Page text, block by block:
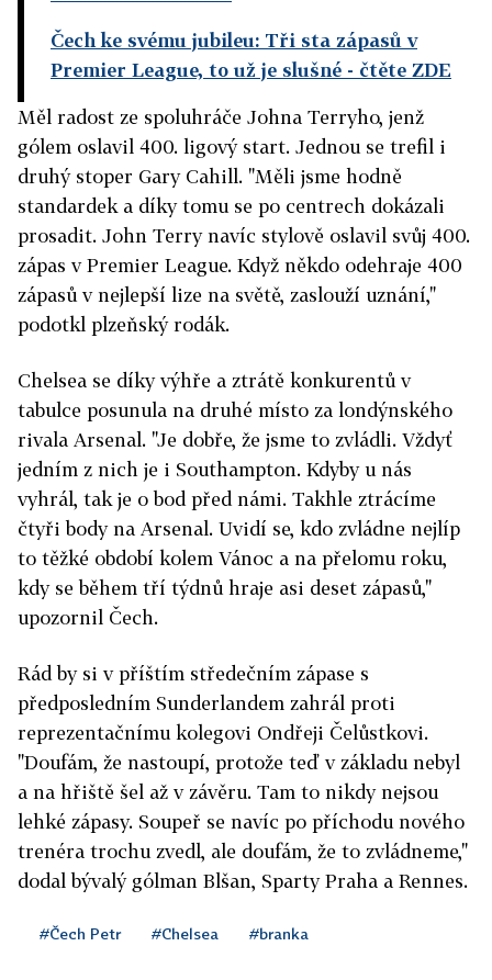
Čech ke svému jubileu: Tři sta zápasů v
Premier League, to už je slušné - čtěte ZDE
Měl radost ze spoluhráče Johna Terryho, jenž
gólem oslavil 400. ligový start. Jednou se trefil i
druhý stoper Gary Cahill. "Měli jsme hodně
standardek a díky tomu se po centrech dokázali
prosadit. John Terry navíc stylově oslavil svůj 400.
zápas v Premier League. Když někdo odehraje 400
zápasů v nejlepší lize na světě, zaslouží uznání,"
podotkl plzeňský rodák.
Chelsea se díky výhře a ztrátě konkurentů v
tabulce posunula na druhé místo za londýnského
rivala Arsenal. "Je dobře, že jsme to zvládli. Vždyť
jedním z nich je i Southampton. Kdyby u nás
vyhrál, tak je o bod před námi. Takhle ztrácíme
čtyři body na Arsenal. Uvidí se, kdo zvládne nejlíp
to těžké období kolem Vánoc a na přelomu roku,
kdy se během tří týdnů hraje asi deset zápasů,"
upozornil Čech.
Rád by si v příštím středečním zápase s
předposledním Sunderlandem zahrál proti
reprezentačnímu kolegovi Ondřeji Čelůstkovi.
"Doufám, že nastoupí, protože teď v základu nebyl
a na hřiště šel až v závěru. Tam to nikdy nejsou
lehké zápasy. Soupeř se navíc po příchodu nového
trenéra trochu zvedl, ale doufám, že to zvládneme,"
dodal bývalý gólman Blšan, Sparty Praha a Rennes.
#Čech Petr #Chelsea #branka